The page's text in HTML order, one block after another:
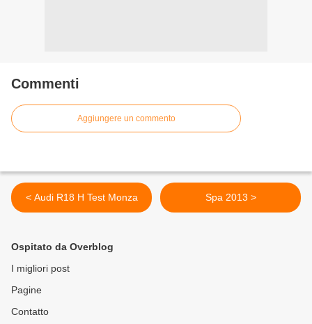
Commenti
Aggiungere un commento
< Audi R18 H Test Monza Spa 2013 >
Ospitato da Overblog
I migliori post
Pagine
Contatto